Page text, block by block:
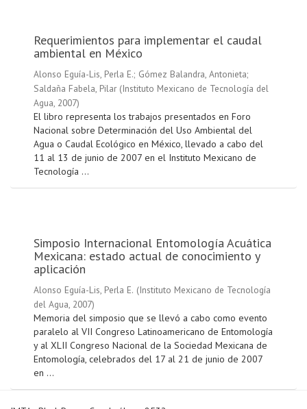
Requerimientos para implementar el caudal
ambiental en México
Alonso Eguía-Lis, Perla E.; Gómez Balandra, Antonieta;
Saldaña Fabela, Pilar (Instituto Mexicano de Tecnología del
Agua, 2007)
El libro representa los trabajos presentados en Foro
Nacional sobre Determinación del Uso Ambiental del
Agua o Caudal Ecológico en México, llevado a cabo del
11 al 13 de junio de 2007 en el Instituto Mexicano de
Tecnología ...
Simposio Internacional Entomología Acuática
Mexicana: estado actual de conocimiento y
aplicación
Alonso Eguía-Lis, Perla E. (Instituto Mexicano de Tecnología
del Agua, 2007)
Memoria del simposio que se llevó a cabo como evento
paralelo al VII Congreso Latinoamericano de Entomología
y al XLII Congreso Nacional de la Sociedad Mexicana de
Entomología, celebrados del 17 al 21 de junio de 2007
en ...